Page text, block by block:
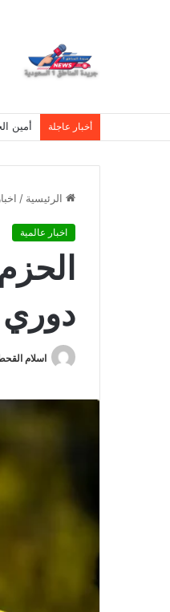
أخبار عاجلة أمين
الرئيسية /
اخبار عالمية
اسلام